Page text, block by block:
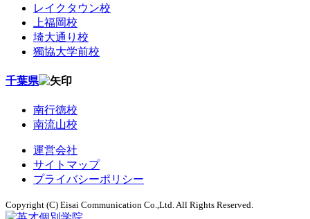
レイクタウン校
上福岡校
埼大通り校
獨協大学前校
千葉県
南行徳校
南流山校
運営会社
サイトマップ
プライバシーポリシー
Copyright (C) Eisai Communication Co.,Ltd. All Rights Reserved.